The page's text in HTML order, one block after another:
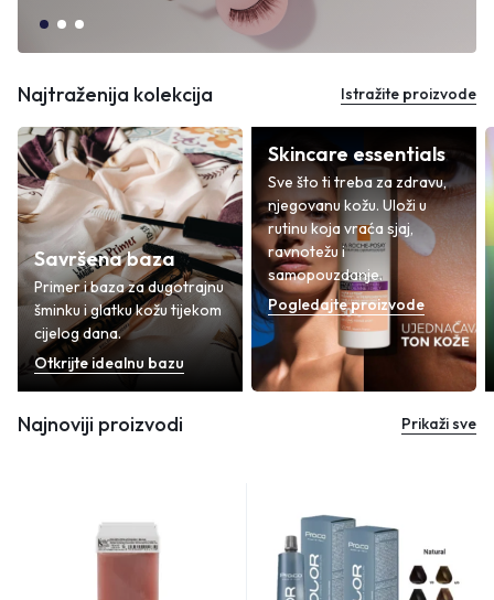
Najtraženija kolekcija Istražite proizvode
Savršena baza
Primer i baza za dugotrajnu
šminku i glatku kožu tijekom
cijelog dana.
Otkrijte idealnu bazu
Skincare essentials
Sve što ti treba za zdravu,
njegovanu kožu. Uloži u
rutinu koja vraća sjaj,
ravnotežu i
samopouzdanje.
Pogledajte proizvode
Najnoviji proizvodi Prikaži sve